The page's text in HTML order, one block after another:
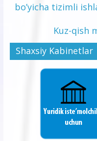
bo’yicha tizimli
Kuz-qish
Shaxsiy Kabinetlar